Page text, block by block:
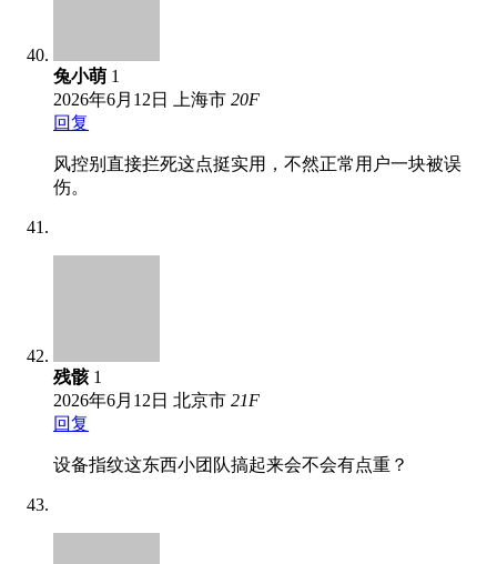
兔小萌 1
2026年6月12日
上海市 20F
回复
风控别直接拦死这点挺实用，不然正常用户一块被误
伤。
残骸 1
2026年6月12日 北京市 21F
回复
设备指纹这东西小团队搞起来会不会有点重？